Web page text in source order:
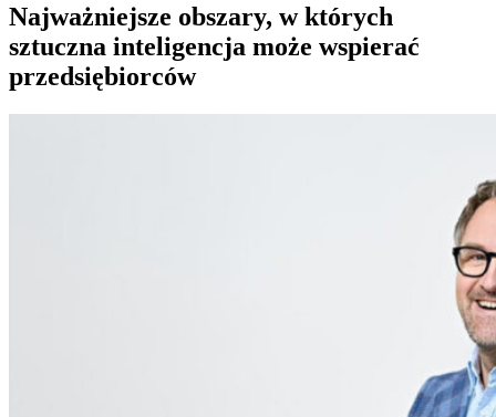
Najważniejsze obszary, w których
sztuczna inteligencja może wspierać
przedsiębiorców